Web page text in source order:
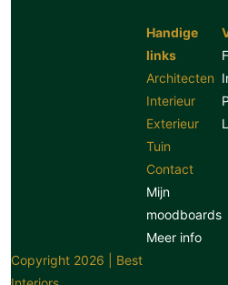
Handige
links
Architecten
Interieur
Exterieur
Tuin
Contact
Mijn
moodboards
Meer info
Copyright 2026 | Best